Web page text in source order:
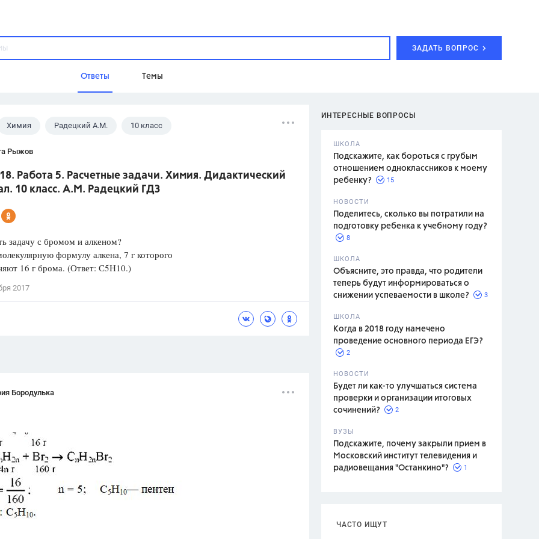
ЗАДАТЬ ВОПРОС
Ответы Темы
Домашнее задание
Школа
Разумовская М.М.,
Красота, Воспитание
ИНТЕРЕСНЫЕ ВОПРОСЫ
ШКОЛА
Подскажите, как бороться с грубым
отношением одноклассников к моему
ребенку?
15
НОВОСТИ
Поделитесь, сколько вы потратили на
подготовку ребенка к учебному году?
8
ШКОЛА
Объясните, это правда, что родители
теперь будут информироваться о
снижении успеваемости в школе?
3
ШКОЛА
Когда в 2018 году намечено
проведение основного периода ЕГЭ?
2
НОВОСТИ
Будет ли как-то улучшаться система
проверки и организации итоговых
сочинений?
2
ВУЗЫ
Подскажите, почему закрыли прием в
Московский институт телевидения и
радиовещания "Останкино"?
1
ЧАСТО ИЩУТ
Химия Радецкий А.М. 10 класс
Рыжов
Работа 5. Расчетные задачи. Химия. Дидактический
10 класс. А.М. Радецкий ГДЗ
задачу с бромом и алкеном?
формулу алкена, 7 г которого
16 г брома. (Ответ: С5Н10.)
2017
Бородулька